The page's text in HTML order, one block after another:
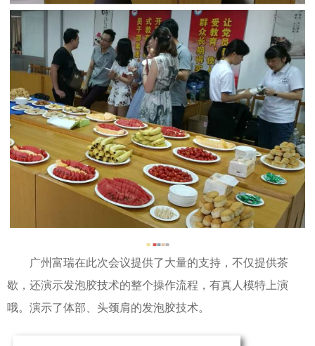
■ ■■■■
广州富瑞在此次会议提供了大量的支持，不仅提供茶
歇，还演示发泡胶技术的整个操作流程，有真人模特上演
哦。演示了体部、头颈肩的发泡胶技术。